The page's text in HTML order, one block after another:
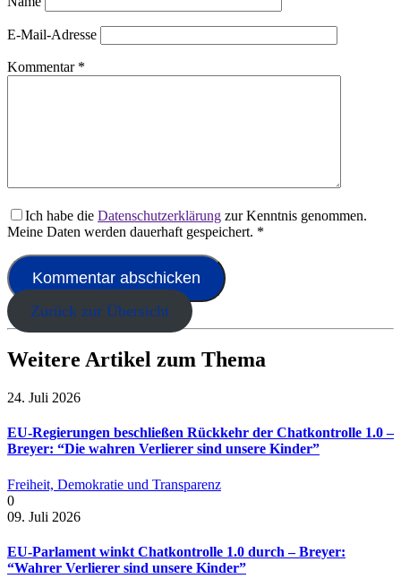
E-Mail-Adresse
Kommentar *
Ich habe die Datenschutzerklärung zur Kenntnis genommen.
Meine Daten werden dauerhaft gespeichert. *
Zurück zur Übersicht
Weitere Artikel zum Thema
24. Juli 2026
EU-Regierungen beschließen Rückkehr der Chatkontrolle 1.0 –
Breyer: “Die wahren Verlierer sind unsere Kinder”
Freiheit, Demokratie und Transparenz
0
09. Juli 2026
EU-Parlament winkt Chatkontrolle 1.0 durch – Breyer:
“Wahrer Verlierer sind unsere Kinder”